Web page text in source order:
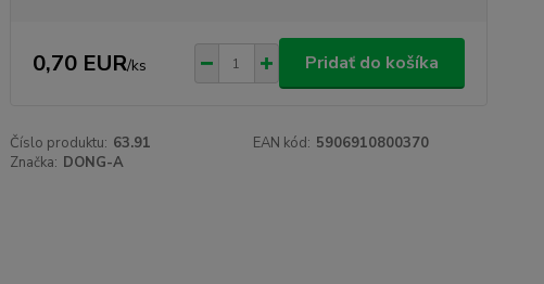
0,70 EUR/ks Pridať do košíka
Číslo produktu: 63.91 EAN kód: 5906910800370
Značka: DONG-A